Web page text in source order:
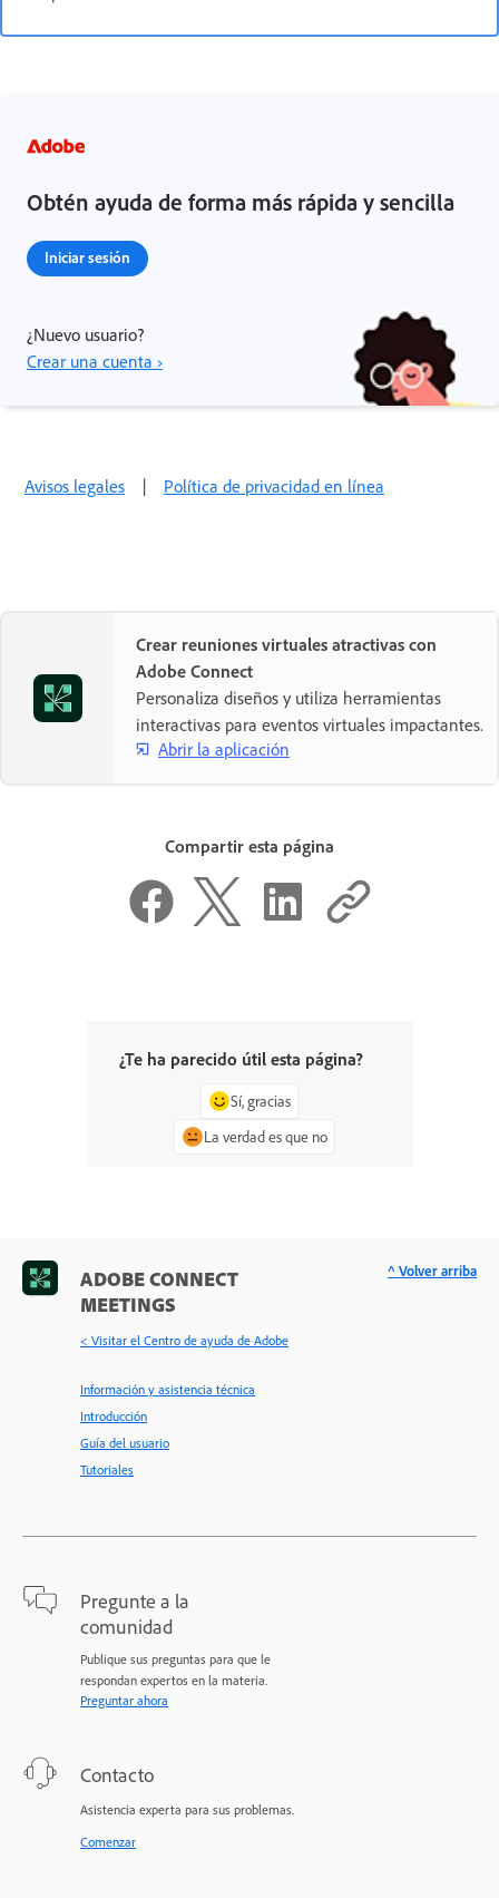
Obtén ayuda de forma más rápida y sencilla
Iniciar sesión
¿Nuevo usuario?
Crear una cuenta ›
Avisos legales | Política de privacidad en línea
Crear reuniones virtuales atractivas con
Adobe Connect
Personaliza diseños y utiliza herramientas
interactivas para eventos virtuales impactantes.
Abrir la aplicación
Compartir esta página
¿Te ha parecido útil esta página?
Sí, gracias
La verdad es que no
ADOBE CONNECT
MEETINGS
< Visitar el Centro de ayuda de Adobe
Información y asistencia técnica
Introducción
Guía del usuario
Tutoriales
Pregunte a la
comunidad
Publique sus preguntas para que le
respondan expertos en la materia.
Preguntar ahora
Contacto
Asistencia experta para sus problemas.
Comenzar
^ Volver arriba